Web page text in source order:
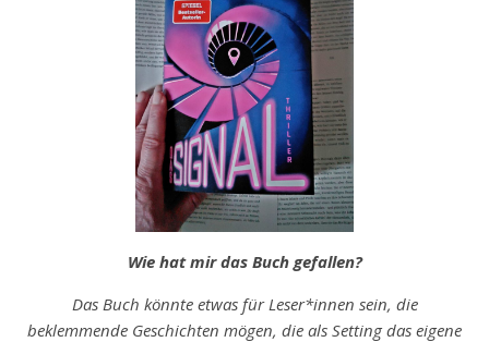
Wie hat mir das Buch gefallen?
Das Buch könnte etwas für Leser*innen sein, die
beklemmende Geschichten mögen, die als Setting das eigene